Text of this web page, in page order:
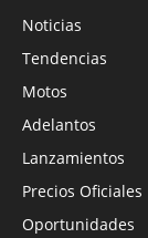
Noticias
Tendencias
Motos
Adelantos
Lanzamientos
Precios Oficiales
Oportunidades